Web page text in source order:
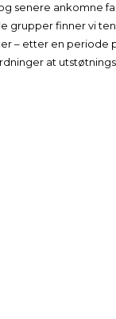
senere ankomne
grupper finner vi
etter en periode
at